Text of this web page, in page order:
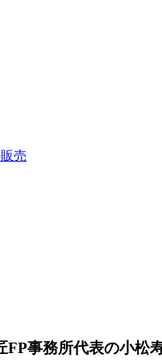
売
FP事務所代表の小松